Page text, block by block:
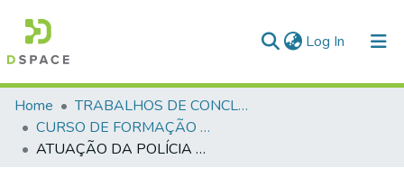
Log In (current)
Communities & Collections
All of DSpace
Home
TRABALHOS DE CONCLUSÃO DE CURSO - CFP (CURSO DE FORMAÇÃO DE PRAÇAS)
CURSO DE FORMAÇÃO DE PRAÇAS - CFP - 2018
ATUAÇÃO DA POLÍCIA MILITAR AMBIENTAL DO ESTADO DE GOIÁS PARA O EFETIVO DESENVOLVIMENTO DA PREVENÇÃO E REPRESSÃO DOS CRIMES CONTRA A FAUNA